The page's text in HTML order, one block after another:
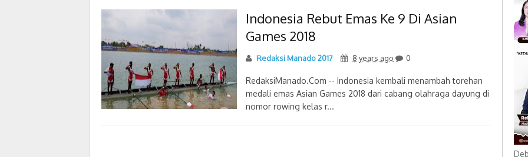
Indonesia Rebut Emas Ke 9 Di Asian
Games 2018
Redaksi Manado 2017 8 years ago 0
RedaksiManado.Com -- Indonesia kembali menambah torehan
medali emas Asian Games 2018 dari cabang olahraga dayung di
nomor rowing kelas r...